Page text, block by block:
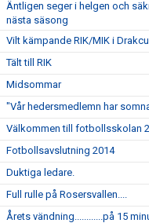
Äntligen seger i helgen och
nästa säsong
Vilt kämpande RIK/MIK i
Tält till RIK
Midsommar
"Vår hedersmedlemn har
Välkommen till fotbollsskolan
Fotbollsavslutning 2014
Duktiga ledare.
Full rulle på Rosersvallen....
Årets vändning............på 15